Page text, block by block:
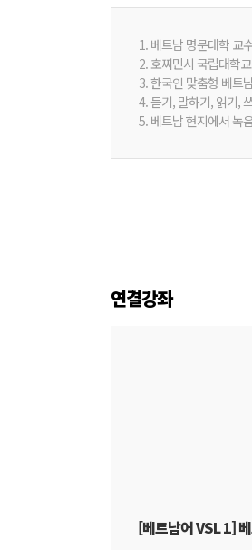
1. 베트남 명문대학 교
2. 호찌민시 국립대학
3. 한국인 맞춤형 베트
4. 듣기, 말하기, 읽기,
5. 베트남 현지에서 녹
연결강좌
[베트남어 VSL 1]